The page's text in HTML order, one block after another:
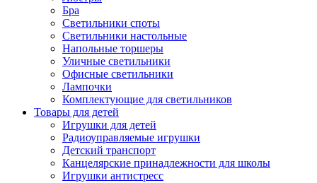
Бра
Светильники споты
Светильники настольные
Напольные торшеры
Уличные светильники
Офисные светильники
Лампочки
Комплектующие для светильников
Товары для детей
Игрушки для детей
Радиоуправляемые игрушки
Детский транспорт
Канцелярские принадлежности для школы
Игрушки антистресс